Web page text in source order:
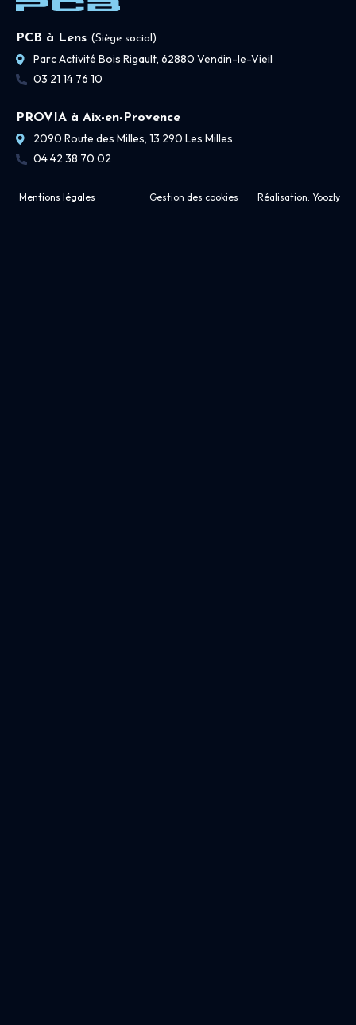
PCB à Lens (Siège social)
Parc Activité Bois Rigault, 62880 Vendin-le-Vieil
03 21 14 76 10
PROVIA à Aix-en-Provence
2090 Route des Milles, 13 290 Les Milles
04 42 38 70 02
Mentions légales Gestion des cookies Réalisation: Yoozly